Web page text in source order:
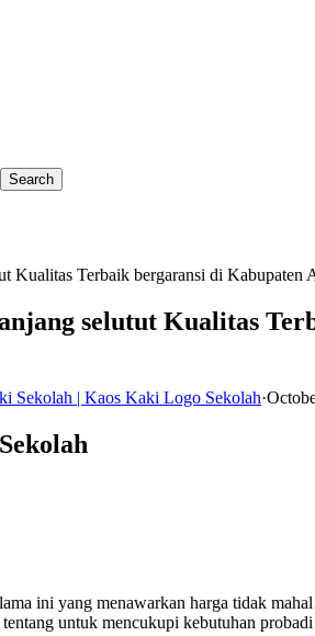
Kualitas Terbaik bergaransi di Kabupaten
selutut Kualitas
Sekolah | Kaos Kaki Logo Sekolah·
ini yang menawarkan harga tidak
untuk mencukupi kebutuhan